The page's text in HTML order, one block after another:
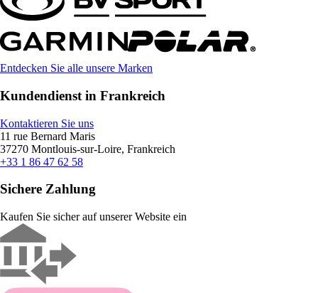
Entdecken Sie alle unsere Marken
Kundendienst in Frankreich
Kontaktieren Sie uns
11 rue Bernard Maris
37270 Montlouis-sur-Loire, Frankreich
+33 1 86 47 62 58
Sichere Zahlung
Kaufen Sie sicher auf unserer Website ein